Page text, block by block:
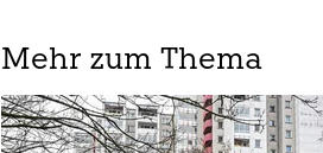
Mehr zum Thema